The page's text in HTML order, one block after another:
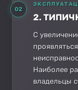
02
2.
С
Наиболее
владельцы